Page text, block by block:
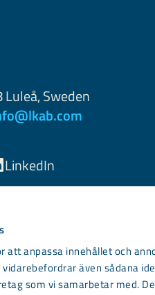
att anpassa innehållet och
även sådana
som vi samarbetar med.
Luleå, Sweden
LinkedIn